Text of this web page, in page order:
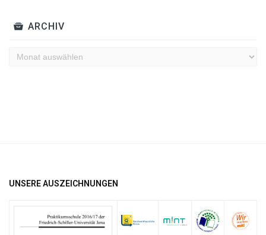
ARCHIV
Archiv
UNSERE AUSZEICHNUNGEN